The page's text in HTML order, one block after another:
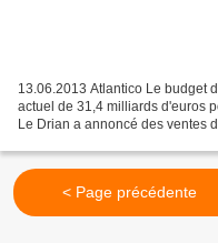
13.06.2013 Atlantico Le budget
actuel de 31,4 milliards d'euros
Le Drian a annoncé des ventes
< Page précédente